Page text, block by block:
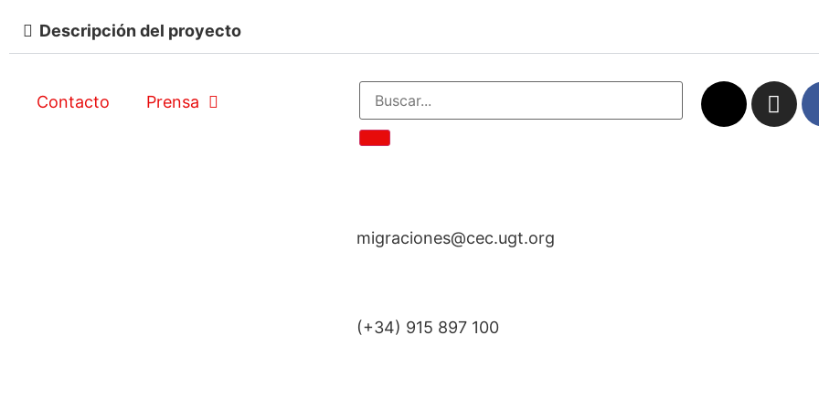
Descripción del proyecto
Contacto Prensa
migraciones@cec.ugt.org
(+34) 915 897 100